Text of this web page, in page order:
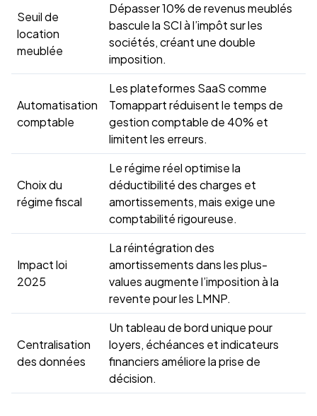
Seuil de
location
meublée
Dépasser 10% de revenus meublés
bascule la SCI à l’impôt sur les
sociétés, créant une double
imposition.
Automatisation
comptable
Les plateformes SaaS comme
Tomappart réduisent le temps de
gestion comptable de 40% et
limitent les erreurs.
Choix du
régime fiscal
Le régime réel optimise la
déductibilité des charges et
amortissements, mais exige une
comptabilité rigoureuse.
Impact loi
2025
La réintégration des
amortissements dans les plus-
values augmente l’imposition à la
revente pour les LMNP.
Centralisation
des données
Un tableau de bord unique pour
loyers, échéances et indicateurs
financiers améliore la prise de
décision.